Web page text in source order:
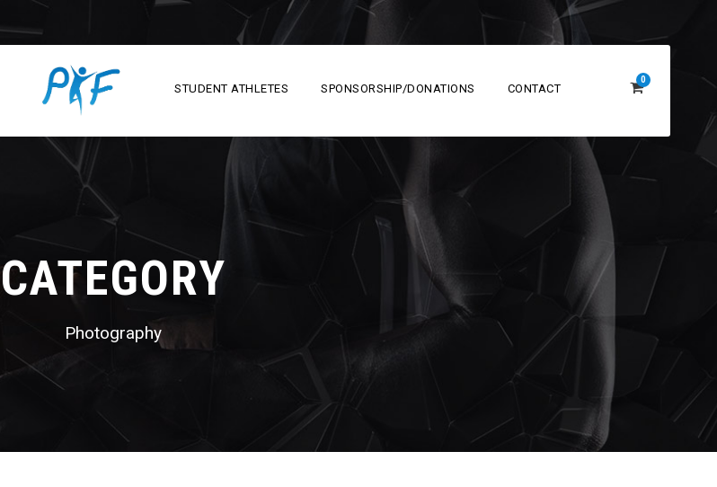
STUDENT ATHLETES SPONSORSHIP/DONATIONS CONTACT
0
CATEGORY
Photography